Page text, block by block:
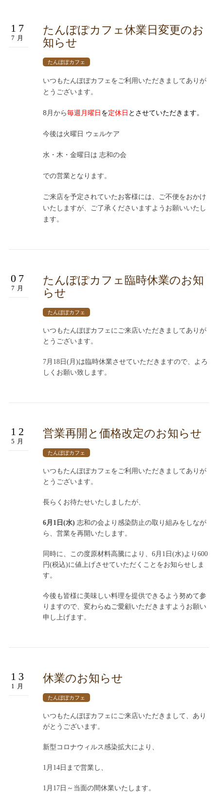
17
7月
たんぽぽカフェ休業日変更のお
知らせ
たんぽぽカフェ
いつもたんぽぽカフェをご利用いただきましてありが
とうございます。
8月から毎週 月曜日を定休日 とさせていただきます。
今後は火曜日 ウェルケア
水・木・金曜日は 志和の会
での営業となります。
ご来店を予定されていたお客様には、ご不便をおかけ
いたしますが、ご了承くださいますようお願いいたし
ます。
07
7月
たんぽぽカフェ臨時休業のお知
らせ
たんぽぽカフェ
いつもたんぽぽカフェにご来店いただきましてありが
とうございます。
7月18日(月)は臨時休業させていただきますので、よろ
しくお願い致します。
12
5月
営業再開と価格改定のお知らせ
たんぽぽカフェ
いつもたんぽぽカフェをご利用いただきましてありが
とうございます。
長らくお待たせいたしましたが、
6月1日(水) 志和の会より感染防止の取り組みをしなが
ら、営業を再開いたします。
同時に、この度原材料高騰により、6月1日(水)より600
円(税込)に値上げさせていただくことをお知らせしま
す。
今後も皆様に美味しい料理を提供できるよう努めて参
りますので、変わらぬご愛顧いただきますようお願い
申し上げます。
13
1月
休業のお知らせ
たんぽぽカフェ
いつもたんぽぽカフェにご来店いただきまして、あり
がとうございます。
新型コロナウィルス感染拡大により、
1月14日まで営業し、
1月17日～当面の間休業いたします。